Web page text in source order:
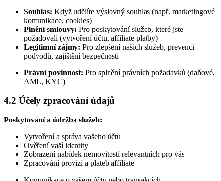
Souhlas: Když udělíte výslovný souhlas (např. marketingové
komunikace, cookies)
Plnění smlouvy: Pro poskytování služeb, které jste
požadovali (vytvoření účtu, affiliate platby)
Legitimní zájmy: Pro zlepšení našich služeb, prevenci
podvodů, zajištění bezpečnosti
Právní povinnost: Pro splnění právních požadavků (daňové,
AML, KYC)
4.2 Účely zpracování údajů
Poskytování a údržba služeb:
Vytvoření a správa vašeho účtu
Ověření vaší identity
Zobrazení nabídek nemovitostí relevantních pro vás
Zpracování provizí a plateb affiliate